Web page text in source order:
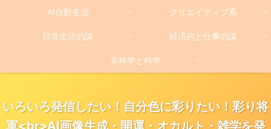
いろいろ発信したい！自分色に彩りたい！彩り将
軍<br>AI画像生成・開運・オカルト・雑学を発
AI自動生成 クリエイティブ系
日常生活的談 経済的と仕事的談
非科学と科学